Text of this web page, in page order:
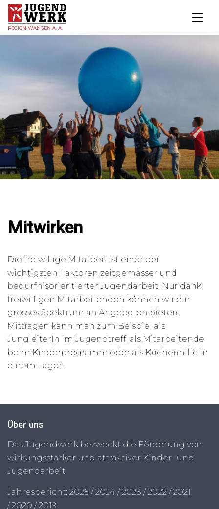
REGION WANGEN A. A.
Mitwirken
Die freiwillige Mitarbeit ist einer der
wichtigsten Faktoren zeitgemässer und
bedürfnisorientierter Jugendarbeit. Nur dank
freiwilligen Mitarbeitenden können wir ein
grosses Spektrum an Angeboten bieten.
Mittragen kann man zum Beispiel als
JungleiterIn im Jugendtreff, als Mitarbeitende
beim Kinderprogramm oder als Küchenhilfe in
einem Lager.
Über uns
Das Jugendwerk bezweckt die Förderung von
wirkungsstarker und attraktiver Kinder- und
Jugendarbeit.
Jahresbericht: 2025 /2024 /2023 /2022 /2021
/2020 /2019